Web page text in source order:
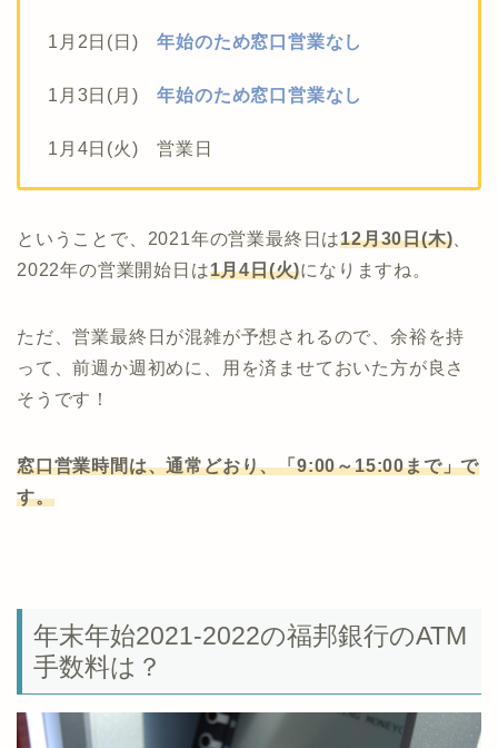
1月2日(日)年始のため窓口営業なし
1月3日(月)年始のため窓口営業なし
1月4日(火) 営業日
ということで、2021年の営業最終日は12月30日(木)
2022年の営業開始日は1月4日(火)になりますね。
ただ、営業最終日が混雑が予想されるので、余裕を持
って、前週か週初めに、用を済ませておいた方が良さ
そうです！
窓口営業時間は、通常どおり、「9:00～15:00まで」で
す。
年末年始2021-2022の福邦銀行のATM
手数料は？